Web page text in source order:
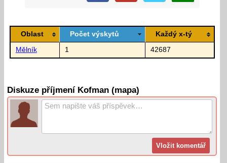
Oblast Počet výskytů Každý x-tý
Mělník 1 42687
Diskuze příjmení Kofman (mapa)